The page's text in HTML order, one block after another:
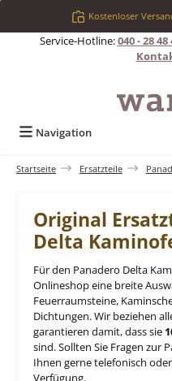
Zum Hauptinhalt springen
Kostenloser
Service-Hotline:040 - 28 48
Navigation
Startseite Ersatzteile
Original
Delta
Für den Panadero Delta
Onlineshop eine breite
Feuerraumsteine,
Dichtungen. Wir beziehen
garantieren damit, dass sie
sind. Sollten Sie Fragen zur
Ihnen gerne telefonisch
Verfügung.